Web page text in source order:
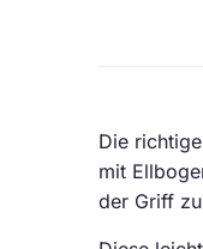
Die
mit
der Griff